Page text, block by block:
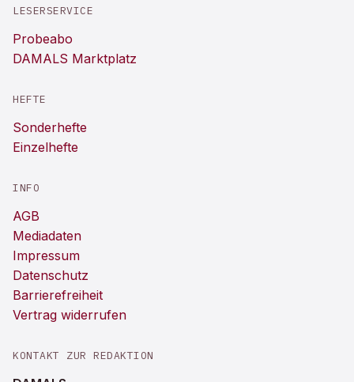
LESERSERVICE
Probeabo
DAMALS Marktplatz
HEFTE
Sonderhefte
Einzelhefte
INFO
AGB
Mediadaten
Impressum
Datenschutz
Barrierefreiheit
Vertrag widerrufen
KONTAKT ZUR REDAKTION